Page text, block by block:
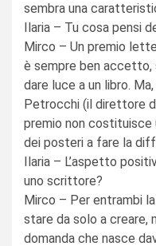
sembra una
Ilaria – Tu cosa pensi
Mirco – Un premio
è sempre ben
dare luce a un libro.
Petrocchi (il direttore
premio non costituisce
dei posteri a fare la
Ilaria – L’aspetto
uno scrittore?
Mirco – Per entrambi
stare da solo a creare,
domanda che nasce